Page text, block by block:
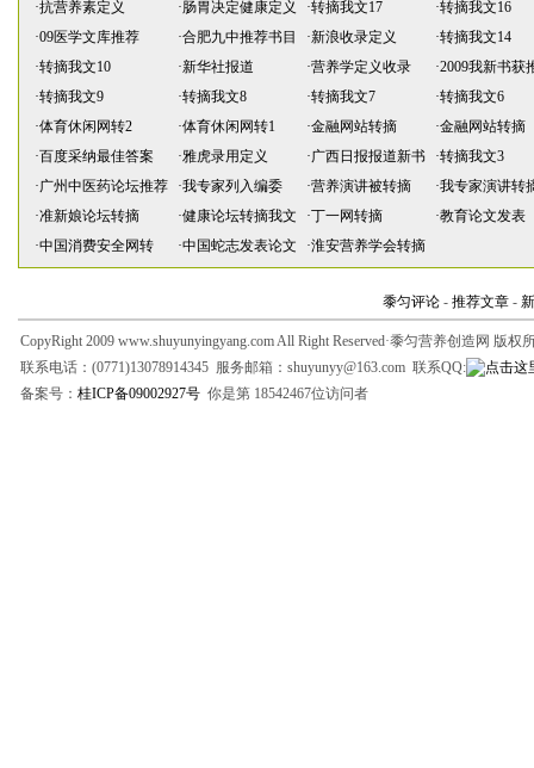
·抗营养素定义 ·肠胃决定健康定义 ·转摘我文17 ·转摘我文16
·09医学文库推荐 ·合肥九中推荐书目 ·新浪收录定义 ·转摘我文14
·转摘我文10 ·新华社报道 ·营养学定义收录 ·2009我新书获
·转摘我文9 ·转摘我文8 ·转摘我文7 ·转摘我文6
·体育休闲网转2 ·体育休闲网转1 ·金融网站转摘 ·金融网站转摘
·百度采纳最佳答案 ·雅虎录用定义 ·广西日报报道新书 ·转摘我文3
·广州中医药论坛推荐 ·我专家列入编委 ·营养演讲被转摘 ·我专家演讲转
·准新娘论坛转摘 ·健康论坛转摘我文 ·丁一网转摘 ·教育论文发表
·中国消费安全网转 ·中国蛇志发表论文 ·淮安营养学会转摘
黍匀评论 - 推荐文章 -
CopyRight 2009 www.shuyunyingyang.com All Right Reserved·黍匀营养创造网 版权
联系电话：(0771)13078914345 服务邮箱：shuyunyy@163.com 联系QQ:
备案号： 桂ICP备09002927号 你是第 18542467位访问者